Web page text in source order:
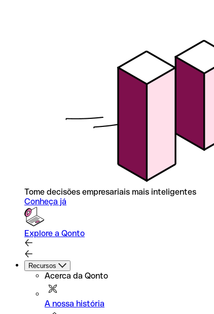
Tome decisões empresariais mais inteligentes
Conheça já
Explore a Qonto
Recursos
Acerca da Qonto
A nossa história